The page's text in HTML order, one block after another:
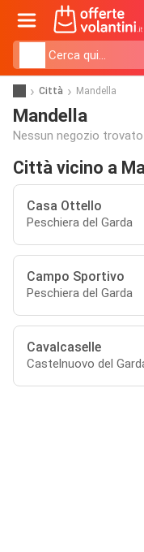
Città Mandella
Mandella
Nessun negozio trovato
Città vicino a
Casa Ottello
Peschiera del Garda
Campo Sportivo
Peschiera del Garda
Cavalcaselle
Castelnuovo del